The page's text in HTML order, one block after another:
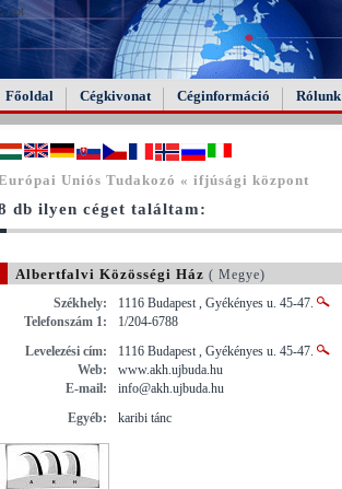
not
Főoldal Cégkivonat Céginformáció Rólunk
Uniós Tudakozó « ifjúsági központ
db ilyen céget találtam:
Albertfalvi Közösségi Ház ( Megye)
Székhely:
1116 Budapest , Gyékényes u. 45-47.
Telefonszám 1:
1/204-6788
Levelezési cím:
1116 Budapest , Gyékényes u. 45-47.
Web:
www.akh.ujbuda.hu
E-mail:
info@akh.ujbuda.hu
Egyéb:
karibi tánc